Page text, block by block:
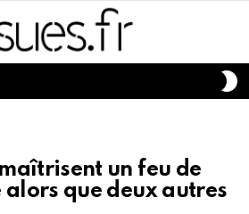
un feu de
que deux autres